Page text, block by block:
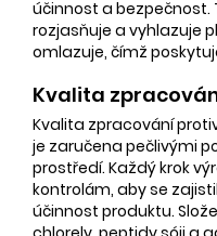
účinnost a bezpečnost.
rozjasňuje a vyhlazuje
omlazuje, čímž
Kvalita
Kvalita zpracování
je zaručena pečlivými
prostředí. Každý krok
kontrolám, aby se
účinnost produktu.